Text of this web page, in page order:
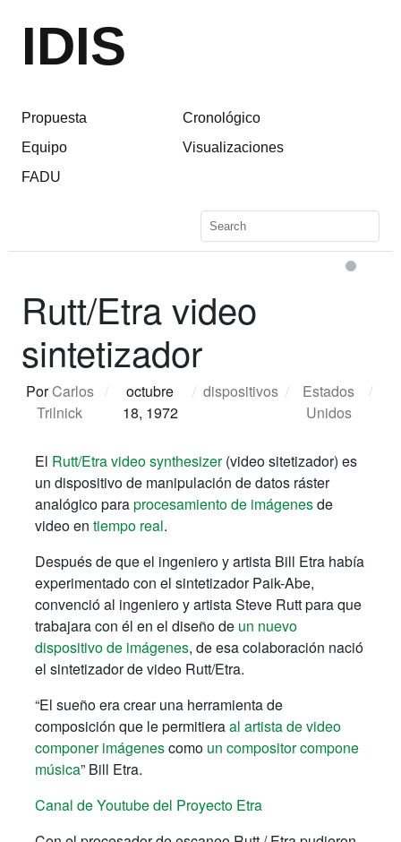
IDIS
Propuesta
Equipo
FADU
Cronológico
Visualizaciones
Rutt/Etra video
sintetizador
PorCarlos
Trilnick
/
octubre
18, 1972
/ dispositivos /
Estados
Unidos
/
El Rutt/Etra video synthesizer(video sitetizador) es
un dispositivo de manipulación de datos ráster
analógico paraprocesamiento de imágenesde
video en tiempo real.
Después de que el ingeniero y artista Bill Etra había
experimentado con el sintetizador Paik-Abe,
convenció al ingeniero y artista Steve Rutt para que
trabajara con él en el diseño de un nuevo
dispositivo de imágenes, de esa colaboración nació
el sintetizador de video Rutt/Etra.
“El sueño era crear una herramienta de
composición que le permitieraal artista de video
componer imágenescomo un compositor compone
música” Bill Etra.
Canal de Youtube del Proyecto Etra